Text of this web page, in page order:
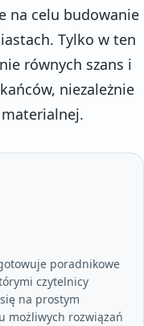
na celu budowanie
Tylko w ten
równych szans i
niezależnie
poradnikowe
czytelnicy
na prostym
możliwych rozwiązań